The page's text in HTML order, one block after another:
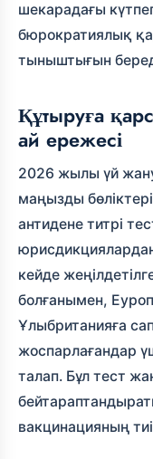
шекарадағы
бюрократиялық
тыныштығын
Құтыруға
ай ережесі
2026 жылы үй
маңызды
антидене титрі
кейде
болғанымен,
Ұлыбританияға
жоспарлағандар
талап. Бұл тест
вакцинацияның